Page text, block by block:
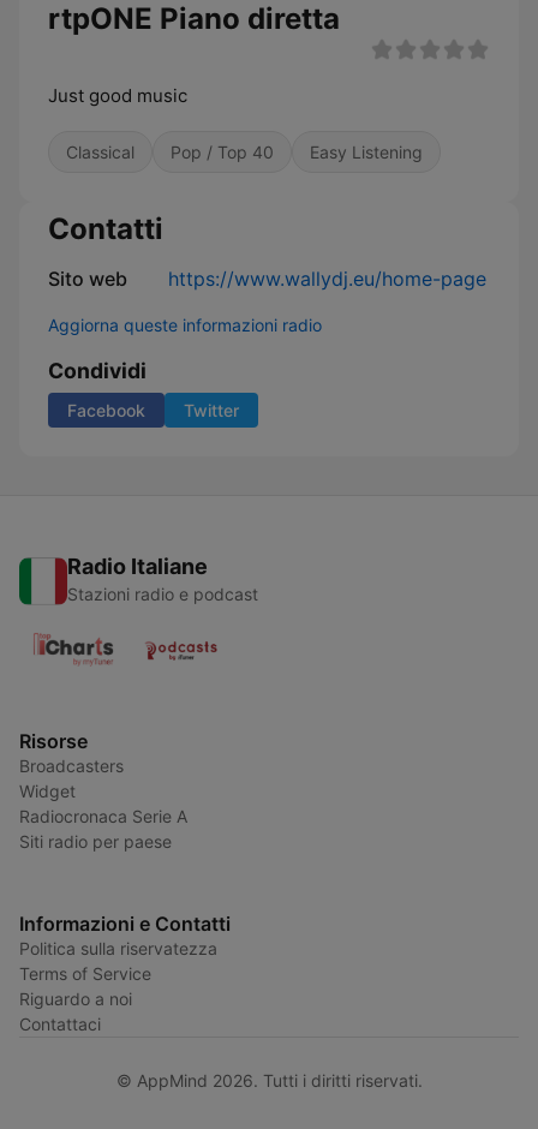
rtpONE Piano diretta
Just good music
Classical Pop / Top 40 Easy Listening
Contatti
Sito web https://www.wallydj.eu/home-page
Aggiorna queste informazioni radio
Condividi
Facebook Twitter
Radio Italiane
Stazioni radio e podcast
Risorse
Broadcasters
Widget
Radiocronaca Serie A
Siti radio per paese
Informazioni e Contatti
Politica sulla riservatezza
Terms of Service
Riguardo a noi
Contattaci
© AppMind 2026. Tutti i diritti riservati.